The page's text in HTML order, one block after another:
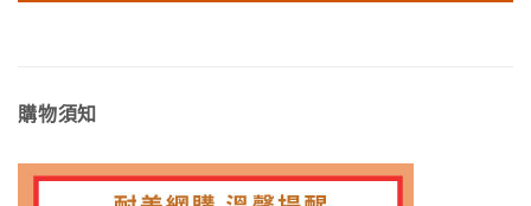
購物須知